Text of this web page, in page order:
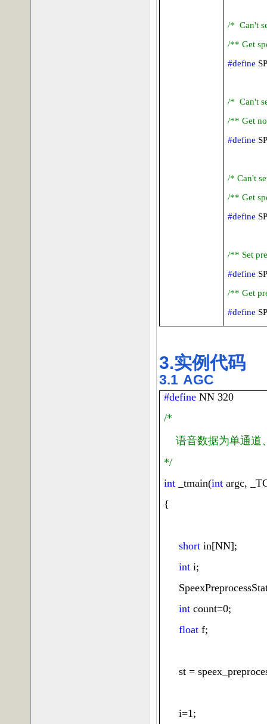
/* Can't
/** Get
#define
/* Can't
/** Get
#define
/* Can't
/** Get
#define
/** Set
#define
/** Get
#define
3.实例代码
3.1 AGC
#define NN 320
/*
语音数据为单通道
*/
int
_tmain(int argc,
{
short in[NN];
int i;
int count=0;
float f;
st =
i=1;